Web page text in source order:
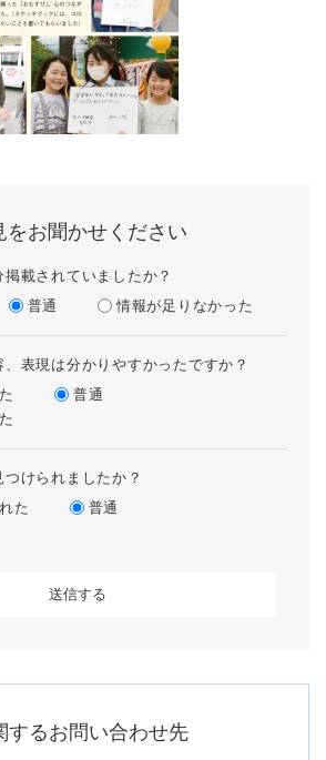
をお聞かせください
載されていましたか？
普通 情報が足りなかった
表現は分かりやすかったですか？
普通
けられましたか？
た
普通
するお問い合わせ先